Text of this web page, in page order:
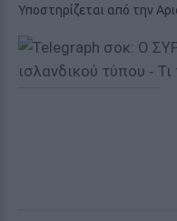
Υποστηρίζεται από την